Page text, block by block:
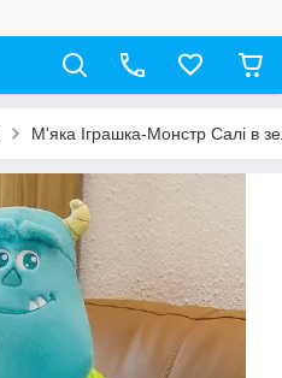
М'яка Іграшка-Монстр Салі в